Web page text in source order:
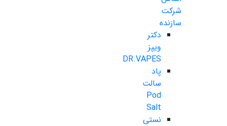
شرکت
سازنده
دکتر
ویپز
DR.VAPES
پاد
سالت
Pod
Salt
نستی